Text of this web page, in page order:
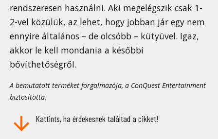
rendszeresen használni. Aki megelégszik csak 1-
2-vel közülük, az lehet, hogy jobban jár egy nem
ennyire általános – de olcsóbb – kütyüvel. Igaz,
akkor le kell mondania a későbbi
bővíthetőségről.
A bemutatott terméket forgalmazója, a ConQuest Entertainment
biztosította.
Kattints, ha érdekesnek találtad a cikket!